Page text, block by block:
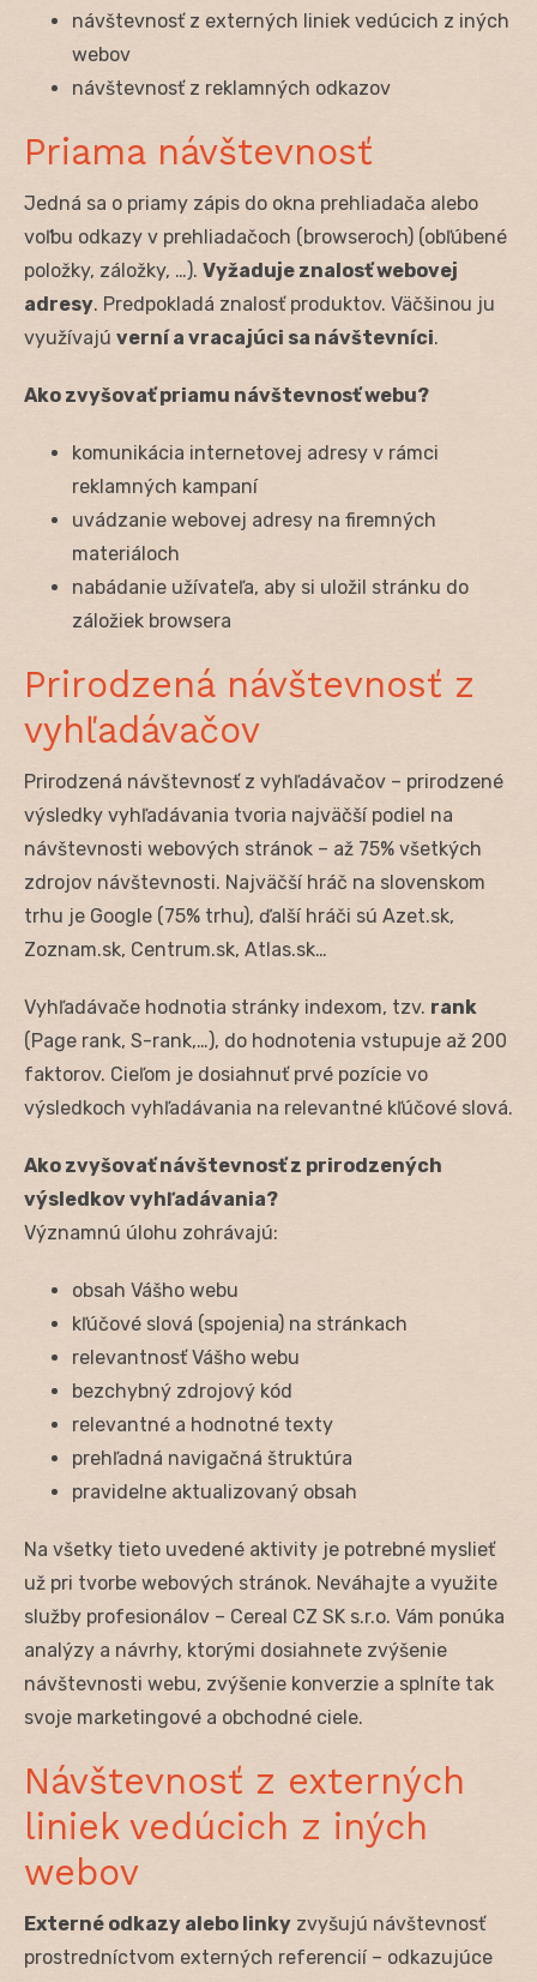
návštevnosť z externých liniek vedúcich z iných
webov
návštevnosť z reklamných odkazov
Priama návštevnosť
Jedná sa o priamy zápis do okna prehliadača alebo
voľbu odkazy v prehliadačoch (browseroch) (obľúbené
položky, záložky, …). Vyžaduje znalosť webovej
adresy. Predpokladá znalosť produktov. Väčšinou ju
využívajú verní a vracajúci sa návštevníci.
Ako zvyšovať priamu návštevnosť webu?
komunikácia internetovej adresy v rámci
reklamných kampaní
uvádzanie webovej adresy na firemných
materiáloch
nabádanie užívateľa, aby si uložil stránku do
záložiek browsera
Prirodzená návštevnosť z
vyhľadávačov
Prirodzená návštevnosť z vyhľadávačov – prirodzené
výsledky vyhľadávania tvoria najväčší podiel na
návštevnosti webových stránok – až 75% všetkých
zdrojov návštevnosti. Najväčší hráč na slovenskom
trhu je Google (75% trhu), ďalší hráči sú Azet.sk,
Zoznam.sk, Centrum.sk, Atlas.sk…
Vyhľadávače hodnotia stránky indexom, tzv. rank
(Page rank, S-rank,…), do hodnotenia vstupuje až 200
faktorov. Cieľom je dosiahnuť prvé pozície vo
výsledkoch vyhľadávania na relevantné kľúčové slová.
Ako zvyšovať návštevnosť z prirodzených
výsledkov vyhľadávania?
Významnú úlohu zohrávajú:
obsah Vášho webu
kľúčové slová (spojenia) na stránkach
relevantnosť Vášho webu
bezchybný zdrojový kód
relevantné a hodnotné texty
prehľadná navigačná štruktúra
pravidelne aktualizovaný obsah
Na všetky tieto uvedené aktivity je potrebné myslieť
už pri tvorbe webových stránok. Neváhajte a využite
služby profesionálov – Cereal CZ SK s.r.o. Vám ponúka
analýzy a návrhy, ktorými dosiahnete zvýšenie
návštevnosti webu, zvýšenie konverzie a splníte tak
svoje marketingové a obchodné ciele.
Návštevnosť z externých
liniek vedúcich z iných
webov
Externé odkazy alebo linky zvyšujú návštevnosť
prostredníctvom externých referencií – odkazujúce